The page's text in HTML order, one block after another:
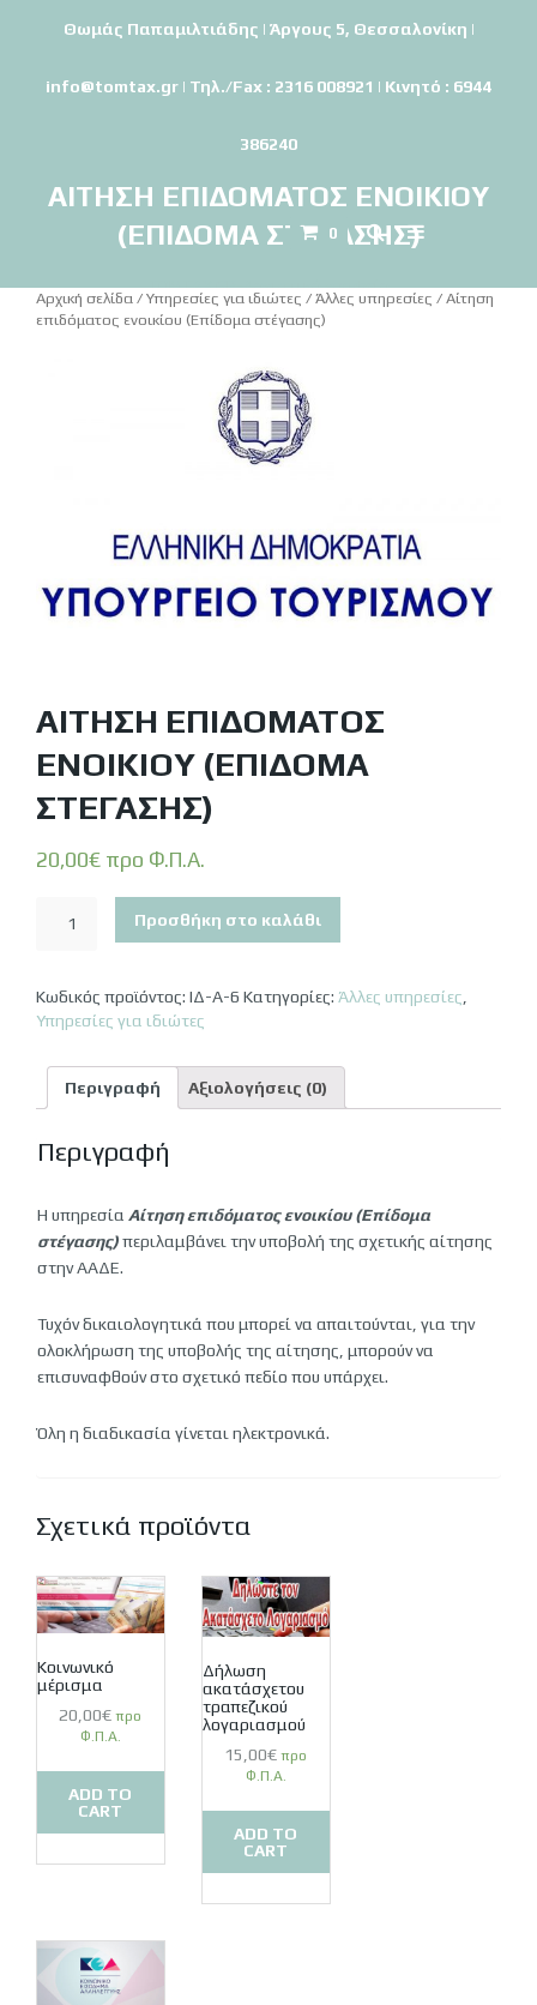
Θωμάς Παπαμιλτιάδης | Άργους 5, Θεσσαλονίκη |
info@tomtax.gr | Τηλ./Fax : 2316 008921 | Κινητό : 6944
386240
0
ΑΊΤΗΣΗ ΕΠΙΔΌΜΑΤΟΣ ΕΝΟΙΚΊΟΥ
(ΕΠΊΔΟΜΑ ΣΤΈΓΑΣΗΣ)
TOMTAX.GR-Λογιστικό γραφείο
Αρχική σελίδα / Υπηρεσίες για ιδιώτες / Άλλες υπηρεσίες / Αίτηση
επιδόματος ενοικίου (Επίδομα στέγασης)
ΑΊΤΗΣΗ ΕΠΙΔΌΜΑΤΟΣ
ΕΝΟΙΚΊΟΥ (ΕΠΊΔΟΜΑ
ΣΤΈΓΑΣΗΣ)
20,00€ προ Φ.Π.Α.
Αίτηση
επιδόματος
(Επίδομα
ποσότητα
Προσθήκη στο καλάθι
Κωδικός προϊόντος: ΙΔ-Α-6 Κατηγορίες: Άλλες υπηρεσίες
Υπηρεσίες για ιδιώτες
Περιγραφή Αξιολογήσεις (0)
Περιγραφή
Η υπηρεσία Αίτηση επιδόματος ενοικίου (Επίδομα
στέγασης)περιλαμβάνει την υποβολή της σχετικής αίτησης
στην ΑΑΔΕ.
Τυχόν δικαιολογητικά που μπορεί να απαιτούνται, για την
ολοκλήρωση της υποβολής της αίτησης, μπορούν να
επισυναφθούν στο σχετικό πεδίο που υπάρχει.
Όλη η διαδικασία γίνεται ηλεκτρονικά.
Σχετικά προϊόντα
Κοινωνικό
μέρισμα
20,00€ προ
Φ.Π.Α.
ADD TO
CART
Δήλωση
ακατάσχετου
τραπεζικού
λογαριασμού
15,00€ προ
Φ.Π.Α.
ADD TO
CART